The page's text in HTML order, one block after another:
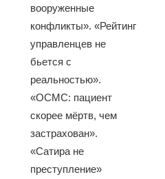
вооруженные
конфликты». «Рейтинг
управленцев не
бьется с
реальностью».
«ОСМС: пациент
скорее мёртв, чем
застрахован».
«Сатира не
преступление»